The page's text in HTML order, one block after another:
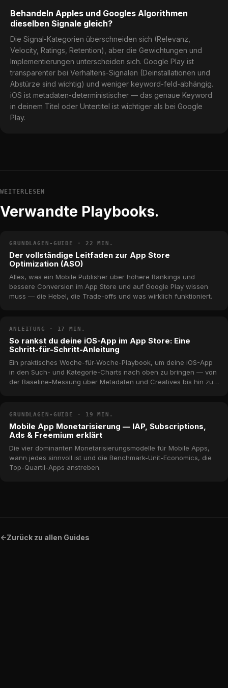
Behandeln Apples und Googles Algorithmen
dieselben Signale gleich?
Die Signal-Kategorien überschneiden sich (Relevanz,
Velocity, Ratings, Retention), aber die Gewichtungen und
Implementierungen unterscheiden sich. Google Play ist
transparenter bei Verhaltens-Signalen (Deinstallationen und
Abstürze sind wichtig) und weniger keyword-feld-abhängig.
iOS ist metadaten-deterministischer — das genaue Keyword
in deinem Titel oder Untertitel ist wichtiger als bei Google
Play.
WEITERLESEN
Verwandte Playbooks.
GRUNDLAGEN-GUIDE · 22 MIN.
Der vollständige Leitfaden zur App Store
Optimization (ASO)
Alles, was ein Mobile Publisher über höhere Rankings und
bessere Conversion im App Store und auf Google Play wissen
muss — die Hebel, die Trade-offs und was wirklich funktioniert.
ANLEITUNG · 17 MIN.
So rankst du deine iOS-App im App Store: Eine
Schritt-für-Schritt-Anleitung
Ein praktisches Woche-für-Woche-Playbook, um deine iOS-App
in den Such- und Kategorie-Charts nach oben zu bringen — von
der Baseline-Messung über Metadaten und Creatives bis hin zur
GRUNDLAGEN-GUIDE · 19 MIN.
Mobile App Monetarisierung — IAP, Subscriptions,
Ads & Freemium erklärt
Die vier dominanten Monetarisierungsmodelle für Mobile Apps,
wann jedes sinnvoll ist und die Benchmark-Unit-Economics, die
Top-Quartil-Apps anstreben.
<-Zurück zu allen Guides